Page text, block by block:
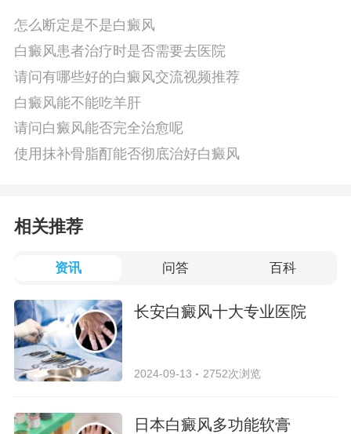
怎么断定是不是白癜风
白癜风患者治疗时是否需要去医院
请问有哪些好的白癜风交流视频推荐
白癜风能不能吃羊肝
请问白癜风能否完全治愈呢
使用抹补骨脂酊能否彻底治好白癜风
相关推荐
资讯 问答 百科
长安白癜风十大专业医院
2024-09-13 2752次浏览
日本白癜风多功能软膏